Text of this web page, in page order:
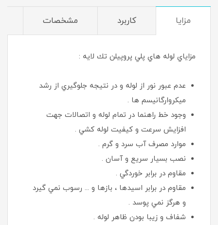
مزایا کاربرد مشخصات
مزاياي لوله هاي پلي پروپيلن تك لايه :
عدم عبور نور از لوله و در نتيجه جلوگيري از رشد
ميكروارگانيسم ها .
وجود خط راهنما در تمام لوله و اتصالات جهت
افزايش سرعت و كيفيت لوله كشي .
موارد مصرف آب سرد و گرم .
نصب بسيار سريع و آسان .
مقاوم در برابر خوردگي .
مقاوم در برابر اسيدها ، بازها و ... رسوب نمي گيرد
و هرگز نمي پوسد .
شفاف و زيبا بودن ظاهر لوله .